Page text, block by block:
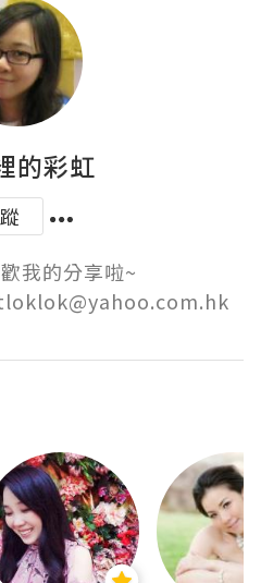
的彩虹
我的分享啦~